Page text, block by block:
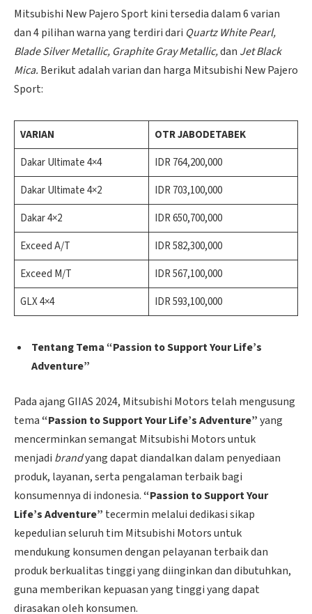
Mitsubishi New Pajero Sport kini tersedia dalam 6 varian
dan 4 pilihan warna yang terdiri dari Quartz White Pearl,
Blade Silver Metallic, Graphite Gray Metallic,dan Jet Black
Mica. Berikut adalah varian dan harga Mitsubishi New Pajero
Sport:
VARIAN
OTR JABODETABEK
Dakar Ultimate 4×4
IDR 764,200,000
Dakar Ultimate 4×2
IDR 703,100,000
Dakar 4×2
IDR 650,700,000
Exceed A/T
IDR 582,300,000
Exceed M/T
IDR 567,100,000
GLX 4×4
IDR 593,100,000
Tentang Tema “Passion to Support Your Life’s
Adventure”
Pada ajang GIIAS 2024, Mitsubishi Motors telah mengusung
tema “Passion to Support Your Life’s Adventure”yang
mencerminkan semangat Mitsubishi Motors untuk
menjadi brandyang dapat diandalkan dalam penyediaan
produk, layanan, serta pengalaman terbaik bagi
konsumennya di indonesia. “Passion to Support Your
Life’s Adventure” tecermin melalui dedikasi sikap
kepedulian seluruh tim Mitsubishi Motors untuk
mendukung konsumen dengan pelayanan terbaik dan
produk berkualitas tinggi yang diinginkan dan dibutuhkan,
guna memberikan kepuasan yang tinggi yang dapat
dirasakan oleh konsumen.